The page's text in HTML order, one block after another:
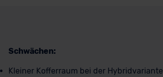
Schwächen:
Kleiner Kofferraum bei der Hybridvariante